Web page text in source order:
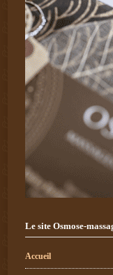
Le site Osmose-
Accueil